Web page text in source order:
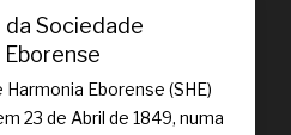
da Sociedade
Eborense
Harmonia Eborense (SHE)
23 de Abril de 1849, numa